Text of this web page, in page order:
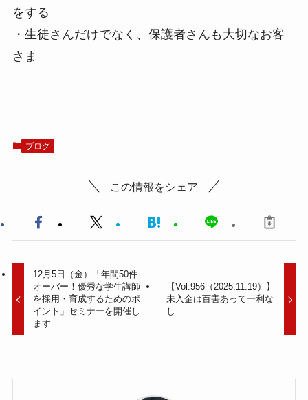
をする
・生徒さんだけでなく、保護者さんも大切なお客
さま
ブログ
この情報をシェア
12月5日（金）「年間50件
オーバー！優秀な学生講師
を採用・育成するためのポ
イント」セミナーを開催し
ます
【Vol.956（2025.11.19）】
未入金は百害あって一利な
し